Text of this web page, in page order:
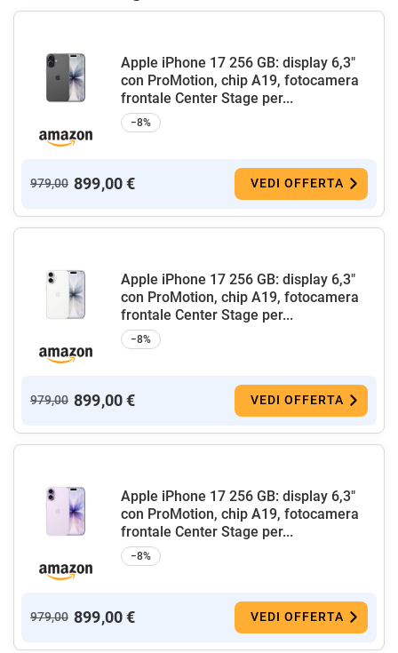
Apple iPhone 17 256 GB: display 6,3"
con ProMotion, chip A19, fotocamera
frontale Center Stage per...
−8%
979,00 899,00 € VEDI OFFERTA
Apple iPhone 17 256 GB: display 6,3"
con ProMotion, chip A19, fotocamera
frontale Center Stage per...
−8%
979,00 899,00 € VEDI OFFERTA
Apple iPhone 17 256 GB: display 6,3"
con ProMotion, chip A19, fotocamera
frontale Center Stage per...
−8%
979,00 899,00 € VEDI OFFERTA